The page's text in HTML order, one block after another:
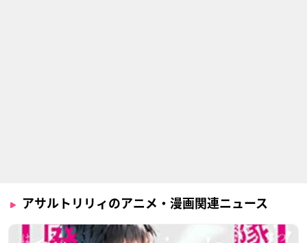
アサルトリリィのアニメ・漫画関連ニュース